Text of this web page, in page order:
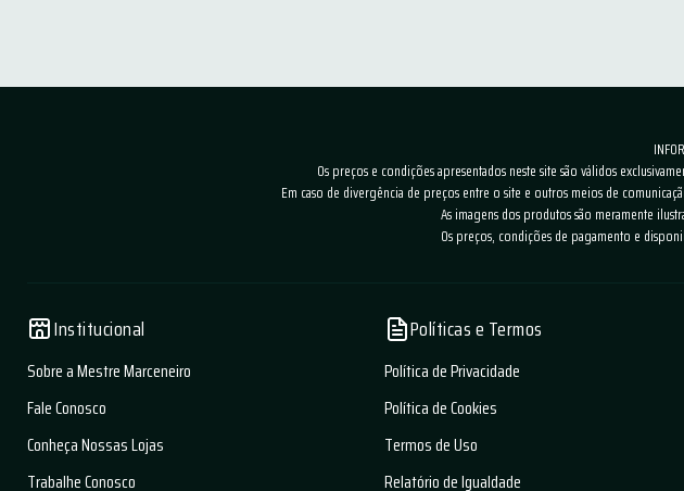
Os preços e condições apresentados neste site são válidos
Em caso de divergência de preços entre o site e outros meios de
As imagens dos produtos são meramente
Os preços, condições de pagamento e
Institucional
Sobre a Mestre Marceneiro
Fale Conosco
Conheça Nossas Lojas
Trabalhe Conosco
Políticas e Termos
Política de Privacidade
Política de Cookies
Termos de Uso
Relatório de Igualdade